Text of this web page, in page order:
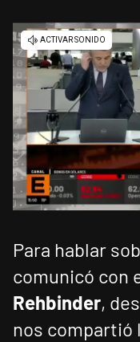
Para hablar
comunicó con
Rehbinder,
nos compartió